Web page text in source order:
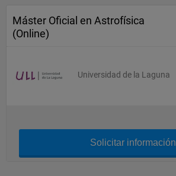
Máster Oficial en Astrofísica
(Online)
Universidad de la Laguna
Solicitar información